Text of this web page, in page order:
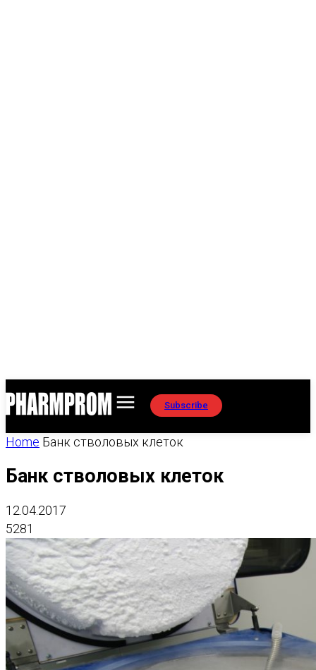
Subscribe
Home Банк стволовых клеток
Банк стволовых клеток
12.04.2017
5281